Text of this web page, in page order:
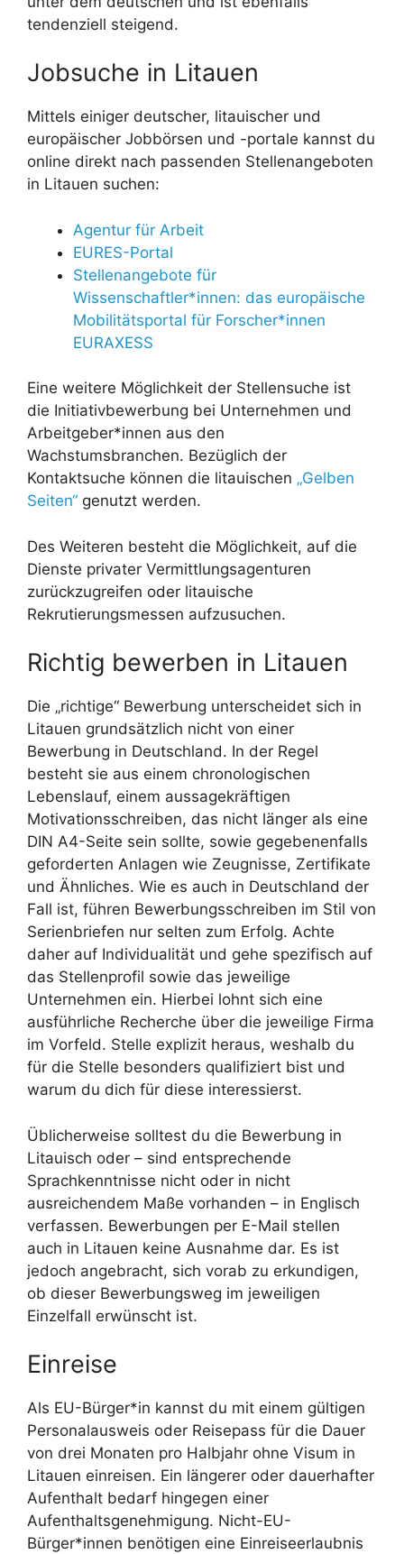
tendenziell steigend.
Jobsuche in Litauen
Mittels einiger deutscher, litauischer und
europäischer Jobbörsen und -portale kannst du
online direkt nach passenden Stellenangeboten
in Litauen suchen:
Agentur für Arbeit
EURES-Portal
Stellenangebote für
Wissenschaftler*innen: das europäische
Mobilitätsportal für Forscher*innen
EURAXESS
Eine weitere Möglichkeit der Stellensuche ist
die Initiativbewerbung bei Unternehmen und
Arbeitgeber*innen aus den
Wachstumsbranchen. Bezüglich der
Kontaktsuche können die litauischen „Gelben
Seiten“ genutzt werden.
Des Weiteren besteht die Möglichkeit, auf die
Dienste privater Vermittlungsagenturen
zurückzugreifen oder litauische
Rekrutierungsmessen aufzusuchen.
Richtig bewerben in Litauen
Die „richtige“ Bewerbung unterscheidet sich in
Litauen grundsätzlich nicht von einer
Bewerbung in Deutschland. In der Regel
besteht sie aus einem chronologischen
Lebenslauf, einem aussagekräftigen
Motivationsschreiben, das nicht länger als eine
DIN A4-Seite sein sollte, sowie gegebenenfalls
geforderten Anlagen wie Zeugnisse, Zertifikate
und Ähnliches. Wie es auch in Deutschland der
Fall ist, führen Bewerbungsschreiben im Stil von
Serienbriefen nur selten zum Erfolg. Achte
daher auf Individualität und gehe spezifisch auf
das Stellenprofil sowie das jeweilige
Unternehmen ein. Hierbei lohnt sich eine
ausführliche Recherche über die jeweilige Firma
im Vorfeld. Stelle explizit heraus, weshalb du
für die Stelle besonders qualifiziert bist und
warum du dich für diese interessierst.
Üblicherweise solltest du die Bewerbung in
Litauisch oder – sind entsprechende
Sprachkenntnisse nicht oder in nicht
ausreichendem Maße vorhanden – in Englisch
verfassen. Bewerbungen per E-Mail stellen
auch in Litauen keine Ausnahme dar. Es ist
jedoch angebracht, sich vorab zu erkundigen,
ob dieser Bewerbungsweg im jeweiligen
Einzelfall erwünscht ist.
Einreise
Als EU-Bürger*in kannst du mit einem gültigen
Personalausweis oder Reisepass für die Dauer
von drei Monaten pro Halbjahr ohne Visum in
Litauen einreisen. Ein längerer oder dauerhafter
Aufenthalt bedarf hingegen einer
Aufenthaltsgenehmigung. Nicht-EU-
Bürger*innen benötigen eine Einreiseerlaubnis